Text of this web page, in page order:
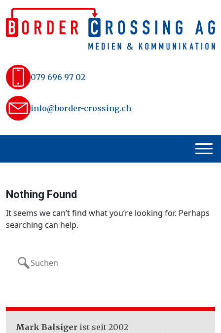
Skip
to
content
079 696 97 02
info@border-crossing.ch
Nothing Found
It seems we can’t find what you’re looking for. Perhaps
searching can help.
for:
Mark Balsiger ist seit 2002